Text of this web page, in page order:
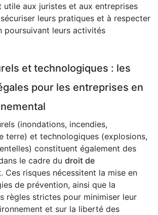
utile aux juristes et aux entreprises
leurs pratiques et à respecter
poursuivant leurs activités
et technologiques : les
pour les entreprises en
(inondations, incendies,
terre) et technologiques (explosions,
constituent également des
le cadre du droit de
. Ces risques nécessitent la mise en
de prévention, ainsi que la
règles strictes pour minimiser leur
et sur la liberté des